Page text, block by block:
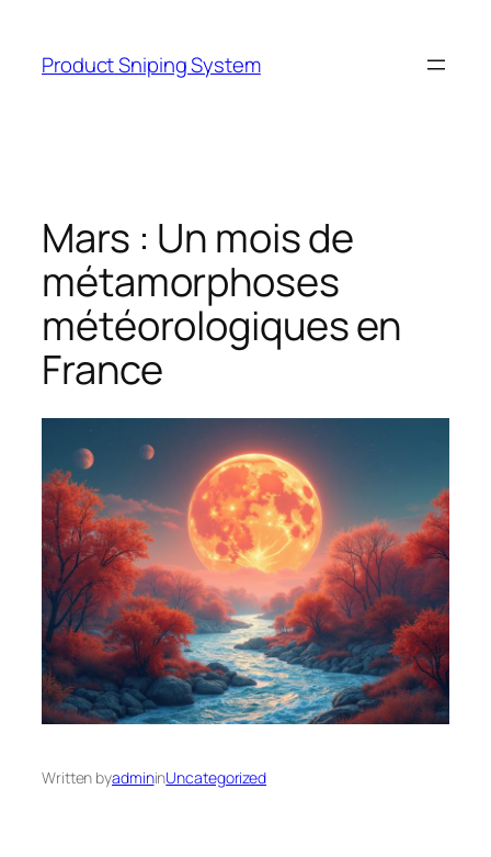
content
Product Sniping System
Mars : Un mois de
métamorphoses
météorologiques en
France
Written byadmininUncategorized